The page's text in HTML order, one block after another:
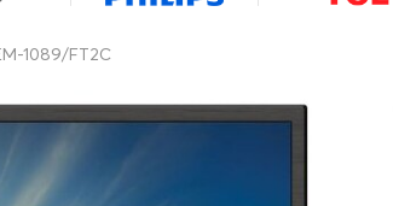
1089/FT2C